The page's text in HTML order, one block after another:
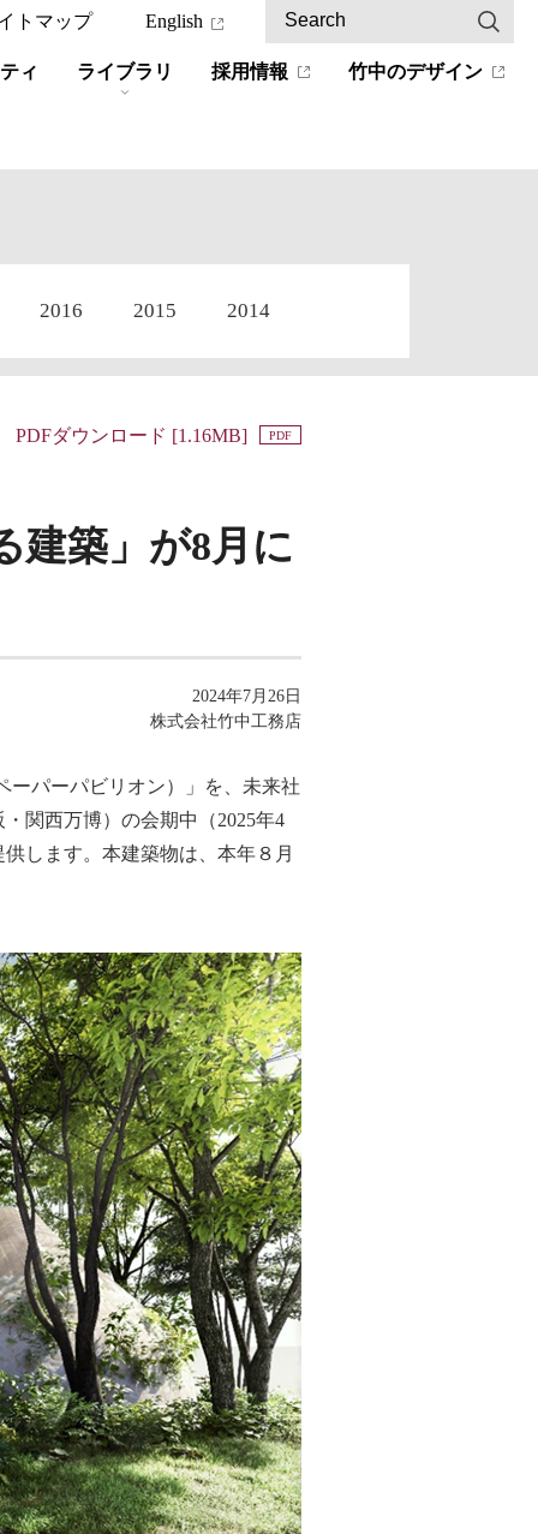
ィ ライブラリ 採用情報 竹中のデザイン
トマップ English
2016 2015 2014
PDFダウンロード [1.16MB] PDF
建築」が8月に
2024年7月26日
株式会社竹中工務店
ーパーパビリオン）」を、未来社
関西万博）の会期中（2025年4
します。本建築物は、本年８月